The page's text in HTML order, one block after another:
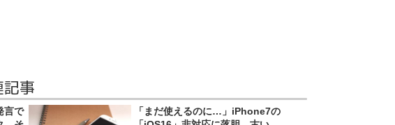
記事
言で
「まだ使えるのに…」iPhone7の